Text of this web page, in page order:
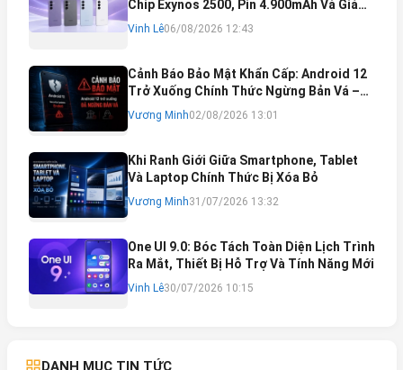
Chip Exynos 2500, Pin 4.900mAh Và Giá
Bán Dự Kiến
Vinh Lê06/08/2026 12:43
Cảnh Báo Bảo Mật Khẩn Cấp: Android 12
Trở Xuống Chính Thức Ngừng Bản Vá –
Rủi Ro Mất Tài Khoản Ngân Hàng & Cách
Khắc Phục
Vương Minh02/08/2026 13:01
Khi Ranh Giới Giữa Smartphone, Tablet
Và Laptop Chính Thức Bị Xóa Bỏ
Vương Minh31/07/2026 13:32
One UI 9.0: Bóc Tách Toàn Diện Lịch Trình
Ra Mắt, Thiết Bị Hỗ Trợ Và Tính Năng Mới
Vinh Lê30/07/2026 10:15
DANH MỤC TIN TỨC